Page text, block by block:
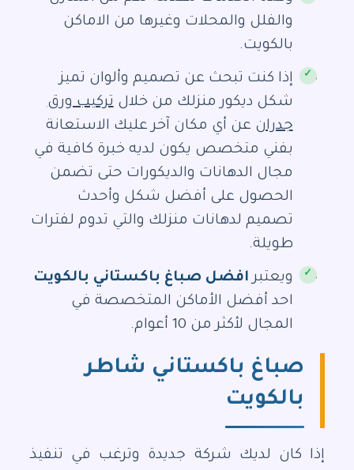
والفلل والمحلات وغيرها من الاماكن
بالكويت.
إذا كنت تبحث عن تصميم وألوان تميز
شكل ديكور منزلك من خلالتركيب ورق
جدران عن أي مكان آخر عليك الاستعانة
بفني متخصص يكون لديه خبرة كافية في
مجال الدهانات والديكورات حتى تضمن
الحصول على أفضل شكل وأحدث
تصميم لدهانات منزلك والتي تدوم لفترات
طويلة.
ويعتبر افضل صباغ باكستاني بالكويت
احد أفضل الأماكن المتخصصة في
المجال لأكثر من 10 أعوام.
صباغ باكستاني شاطر
بالكويت
إذا كان لديك شركة جديدة وترغب في تنفيذ